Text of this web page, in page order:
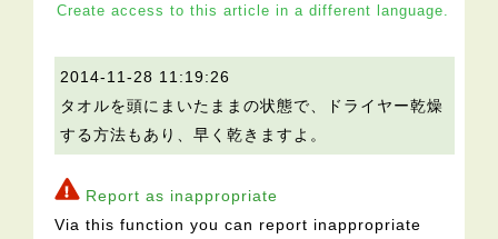
Create access to this article in a different language.
2014-11-28 11:19:26
タオルを頭にまいたままの状態で、ドライヤー乾燥
する方法もあり、早く乾きますよ。
Report as inappropriate
Via this function you can report inappropriate